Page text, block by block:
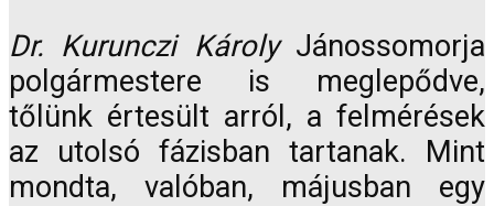
Dr. Kurunczi KárolyJánossomorja
polgármestere is meglepődve,
tőlünk értesült arról, a felmérések
az utolsó fázisban tartanak. Mint
mondta, valóban, májusban egy